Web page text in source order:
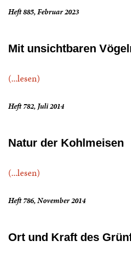
Heft 885, Februar 2023
Mit unsichtbaren
(...lesen)
Heft 782, Juli 2014
Natur der Kohlmeisen
(...lesen)
Heft 786, November 2014
Ort und Kraft des